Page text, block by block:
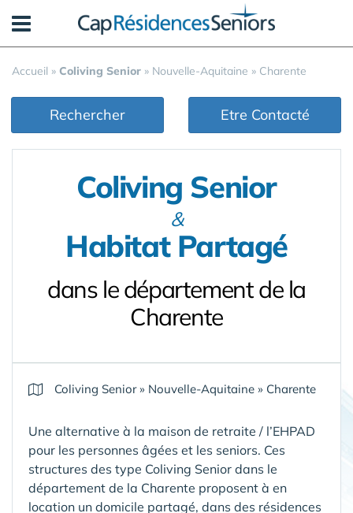
Accueil » Coliving Senior » Nouvelle-Aquitaine » Charente
Rechercher Etre Contacté
Coliving Senior
&
Habitat Partagé
dans le département de la
Charente
Coliving Senior» Nouvelle-Aquitaine » Charente
Une alternative à la maison de retraite / l’EHPAD
pour les personnes âgées et les seniors. Ces
structures des type Coliving Senior dans le
département de la Charente proposent à en
location un domicile partagé, dans des résidences